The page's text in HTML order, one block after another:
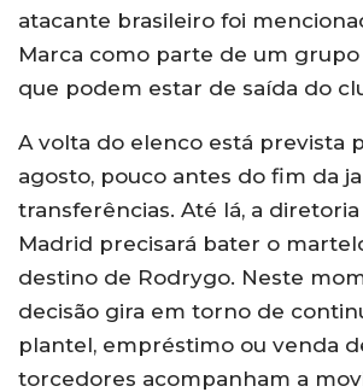
atacante brasileiro foi
Marca como parte de um
que podem estar de saída do
A volta do elenco está prevista
agosto, pouco antes do fim da
transferências. Até lá, a
Madrid precisará bater o
destino de Rodrygo. Neste
decisão gira em torno de
plantel, empréstimo ou venda
torcedores acompanham a